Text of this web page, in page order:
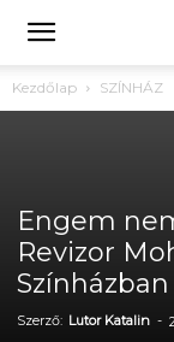
Kezdőlap SZÍNHÁZ
Engem
Revizor
Színházban
Szerző: Lutor Katalin -